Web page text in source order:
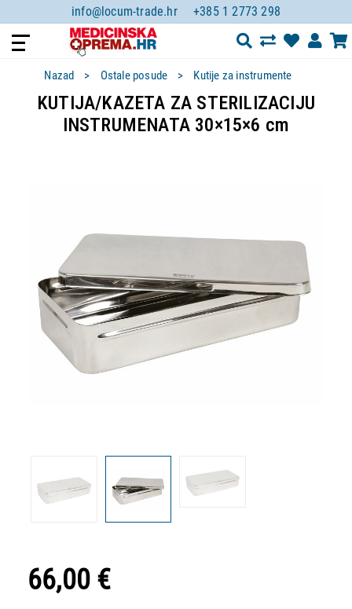
info@locum-trade.hr +385 1 2773 298
Nazad Ostale posude Kutije za instrumente
KUTIJA/KAZETA ZA STERILIZACIJU
INSTRUMENATA 30×15×6 cm
66,00 €